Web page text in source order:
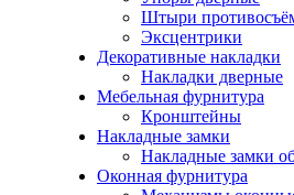
Штыри
Эксцентрики
Декоративные накладки
Накладки дверные
Мебельная фурнитура
Кронштейны
Накладные замки
Накладные замки
Оконная фурнитура